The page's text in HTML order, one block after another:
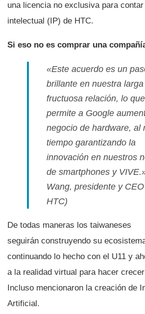
una licencia no exclusiva para
intelectual (IP) de HTC.
Si eso no es comprar una
«Este acuerdo es un
brillante en nuestra
fructuosa relación, lo que
permite a Google
negocio de hardware, al
tiempo garantizando la
innovación en nuestros
de smartphones y
Wang, presidente y
HTC)
De todas maneras los taiwaneses
seguirán construyendo su
continuando lo hecho con el U11 y
a la realidad virtual para hacer
Incluso mencionaron la creación de
Artificial.